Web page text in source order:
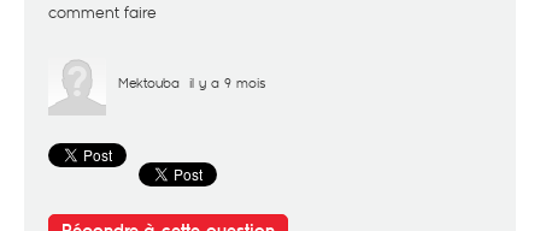
comment faire
Mektouba il y a 9 mois